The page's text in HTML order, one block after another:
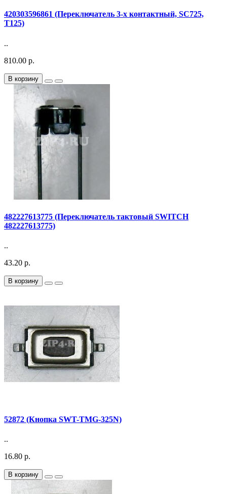
420303596861 (Переключатель 3-х контактный, SC725,
T125)
..
810.00 р.
В корзину
482227613775 (Переключатель тактовый SWITCH
482227613775)
..
43.20 р.
В корзину
52872 (Кнопка SWT-TMG-325N)
..
16.80 р.
В корзину